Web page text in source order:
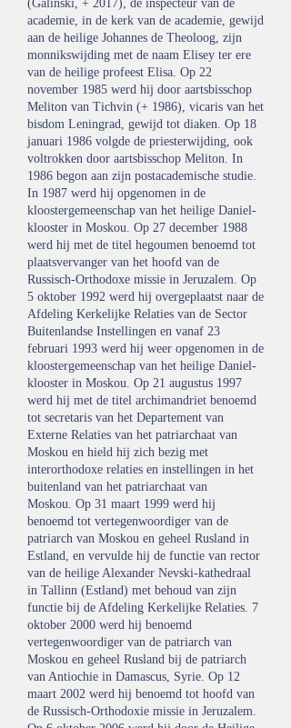
(Galinski, + 2017), de inspecteur van de
academie, in de kerk van de academie, gewijd
aan de heilige Johannes de Theoloog, zijn
monnikswijding met de naam Elisey ter ere
van de heilige profeest Elisa. Op 22
november 1985 werd hij door aartsbisschop
Meliton van Tichvin (+ 1986), vicaris van het
bisdom Leningrad, gewijd tot diaken. Op 18
januari 1986 volgde de priesterwijding, ook
voltrokken door aartsbisschop Meliton. In
1986 begon aan zijn postacademische studie.
In 1987 werd hij opgenomen in de
kloostergemeenschap van het heilige Daniel-
klooster in Moskou. Op 27 december 1988
werd hij met de titel hegoumen benoemd tot
plaatsvervanger van het hoofd van de
Russisch-Orthodoxe missie in Jeruzalem. Op
5 oktober 1992 werd hij overgeplaatst naar de
Afdeling Kerkelijke Relaties van de Sector
Buitenlandse Instellingen en vanaf 23
februari 1993 werd hij weer opgenomen in de
kloostergemeenschap van het heilige Daniel-
klooster in Moskou. Op 21 augustus 1997
werd hij met de titel archimandriet benoemd
tot secretaris van het Departement van
Externe Relaties van het patriarchaat van
Moskou en hield hij zich bezig met
interorthodoxe relaties en instellingen in het
buitenland van het patriarchaat van
Moskou. Op 31 maart 1999 werd hij
benoemd tot vertegenwoordiger van de
patriarch van Moskou en geheel Rusland in
Estland, en vervulde hij de functie van rector
van de heilige Alexander Nevski-kathedraal
in Tallinn (Estland) met behoud van zijn
functie bij de Afdeling Kerkelijke Relaties. 7
oktober 2000 werd hij benoemd
vertegenwoordiger van de patriarch van
Moskou en geheel Rusland bij de patriarch
van Antiochie in Damascus, Syrie. Op 12
maart 2002 werd hij benoemd tot hoofd van
de Russisch-Orthodoxie missie in Jeruzalem.